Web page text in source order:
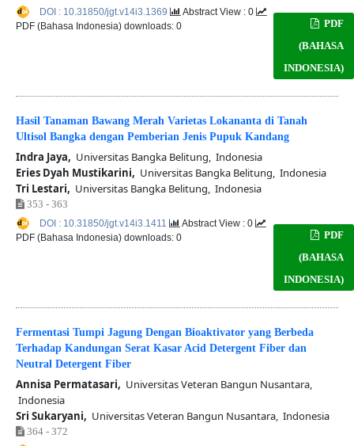
PDF
(BAHASA
INDONESIA)
DOI : 10.31850/jgt.v14i3.1369
Abstract View : 0
PDF (Bahasa Indonesia) downloads: 0
Hasil Tanaman Bawang Merah Varietas Lokananta di Tanah
Ultisol Bangka dengan Pemberian Jenis Pupuk Kandang
Indra Jaya, Universitas Bangka Belitung, Indonesia
Eries Dyah Mustikarini, Universitas Bangka Belitung, Indonesia
Tri Lestari, Universitas Bangka Belitung, Indonesia
353 - 363
PDF
(BAHASA
INDONESIA)
DOI : 10.31850/jgt.v14i3.1411
Abstract View : 0
PDF (Bahasa Indonesia) downloads: 0
Fermentasi Tumpi Jagung Dengan Bioaktivator yang Berbeda
Terhadap Kandungan Serat Kasar Acid Detergent Fiber dan
Neutral Detergent Fiber
Annisa Permatasari, Universitas Veteran Bangun Nusantara,
Indonesia
Sri Sukaryani, Universitas Veteran Bangun Nusantara, Indonesia
364 - 372